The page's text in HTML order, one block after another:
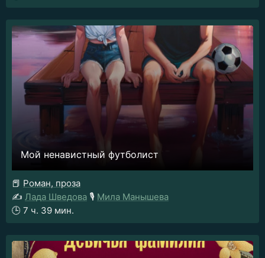
Мой ненавистный футболист
📕 Роман, проза
✍️ Лада Шведова 🎙️ Мила Манышева
🕒 7 ч. 39 мин.